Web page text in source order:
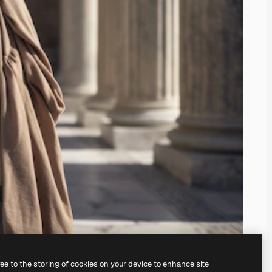
gerador de imagens com IA.
to the storing of cookies on your device to enhance site